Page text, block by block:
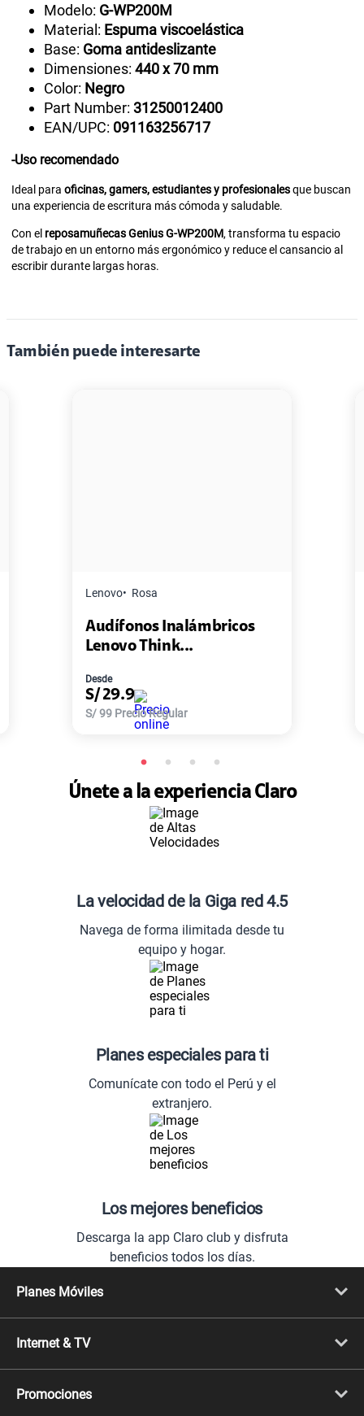
Modelo: G-WP200M
Material: Espuma viscoelástica
Base: Goma antideslizante
Dimensiones: 440 x 70 mm
Color: Negro
Part Number: 31250012400
EAN/UPC: 091163256717
-Uso recomendado
Ideal para oficinas, gamers, estudiantes y profesionalesque buscan
una experiencia de escritura más cómoda y saludable.
Con el reposamuñecas Genius G-WP200M, transforma tu espacio
de trabajo en un entorno más ergonómico y reduce el cansancio al
escribir durante largas horas.
También puede interesarte
Master G
Pack de 2 Power Bank Mini
Master-G ...
Desde
S/77.9
S/168Precio Regular
Únete a la experiencia Claro
La velocidad de la Giga red 4.5
Navega de forma ilimitada desde tu
equipo y hogar.
Planes especiales para ti
Comunícate con todo el Perú y el
extranjero.
Los mejores beneficios
Descarga la app Claro club y disfruta
beneficios todos los días.
Planes Móviles
Línea Nueva
Línea Adicional
Migración
Internet & TV
Internet + TV
Mejora tu plan
Promociones